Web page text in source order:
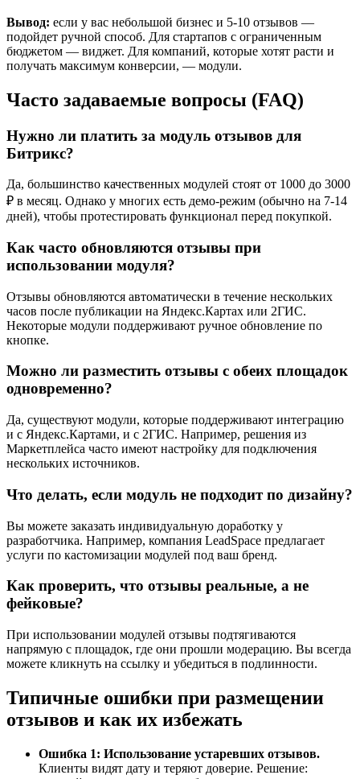
Вывод: если у вас небольшой бизнес и 5-10 отзывов —
подойдет ручной способ. Для стартапов с ограниченным
бюджетом — виджет. Для компаний, которые хотят расти и
получать максимум конверсии, — модули.
Часто задаваемые вопросы (FAQ)
Нужно ли платить за модуль отзывов для
Битрикс?
Да, большинство качественных модулей стоят от 1000 до 3000
₽ в месяц. Однако у многих есть демо-режим (обычно на 7-14
дней), чтобы протестировать функционал перед покупкой.
Как часто обновляются отзывы при
использовании модуля?
Отзывы обновляются автоматически в течение нескольких
часов после публикации на Яндекс.Картах или 2ГИС.
Некоторые модули поддерживают ручное обновление по
кнопке.
Можно ли разместить отзывы с обеих площадок
одновременно?
Да, существуют модули, которые поддерживают интеграцию
и с Яндекс.Картами, и с 2ГИС. Например, решения из
Маркетплейса часто имеют настройку для подключения
нескольких источников.
Что делать, если модуль не подходит по дизайну?
Вы можете заказать индивидуальную доработку у
разработчика. Например, компания LeadSpace предлагает
услуги по кастомизации модулей под ваш бренд.
Как проверить, что отзывы реальные, а не
фейковые?
При использовании модулей отзывы подтягиваются
напрямую с площадок, где они прошли модерацию. Вы всегда
можете кликнуть на ссылку и убедиться в подлинности.
Типичные ошибки при размещении
отзывов и как их избежать
Ошибка 1: Использование устаревших отзывов.
Клиенты видят дату и теряют доверие. Решение: